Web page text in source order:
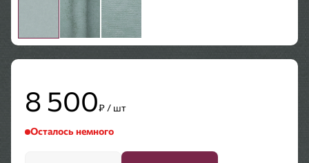
8 500₽ / шт
Осталось немного